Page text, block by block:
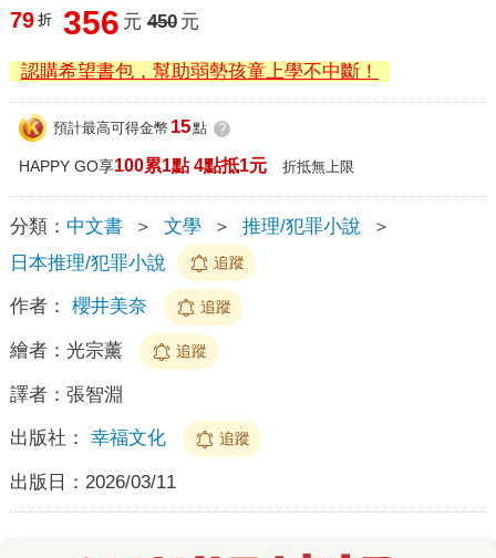
79 折 356 元 450 元
認購希望書包，幫助弱勢孩童上學不中斷！
預計最高可得金幣 15點 ?
HAPPY GO享100累1點 4點抵1元 折抵無上限
分類： 中文書 ＞ 文學 ＞ 推理/犯罪小說
＞
日本推理/犯罪小說
追蹤
作者： 櫻井美奈 追蹤
繪者： 光宗薰 追蹤
譯者： 張智淵
出版社： 幸福文化 追蹤
出版日： 2026/03/11